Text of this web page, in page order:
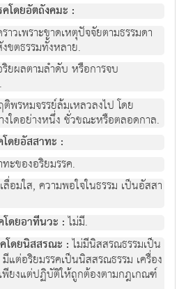
โดยอัตถังคมะ :
วเพราะขาดเหตุปัจจัยตามธรรมดา
ขตธรรมทั้งหลาย.
ริยผลตามลําดับ หรือการจบ
พรหมจรรย์ล้มเหลวลงไป โดย
ใดอย่างหนึ่ง ชั่วขณะหรือตลอดกาล.
ดยอัสสาทะ :
ะของอริยมรรค.
ลื่อมใส, ความพอใจในธรรม เป็นอัสสา
ดยอาทีนวะ :ไม่มี.
โดยนิสสรณะ :ไม่มีนิสสรณธรรมเป็น
แต่อริยมรรคเป็นนิสสรณธรรม เครื่อง
ยงแต่ปฏิบัติให้ถูกต้องตามกฎเกณฑ์